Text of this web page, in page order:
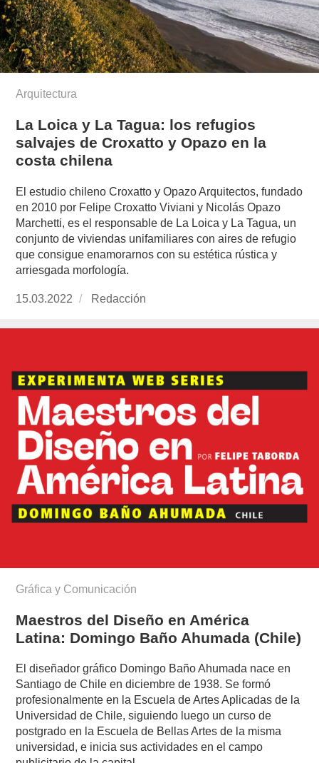
Arquitectura
La Loica y La Tagua: los refugios
salvajes de Croxatto y Opazo en la
costa chilena
El estudio chileno Croxatto y Opazo Arquitectos, fundado
en 2010 por Felipe Croxatto Viviani y Nicolás Opazo
Marchetti, es el responsable de La Loica y La Tagua, un
conjunto de viviendas unifamiliares con aires de refugio
que consigue enamorarnos con su estética rústica y
arriesgada morfología.
Publicado
15.03.2022 https://www.experimenta.es/author/redaccion/
Redacción
Gráfica y Comunicación
Maestros del Diseño en América
Latina: Domingo Baño Ahumada (Chile)
El diseñador gráfico Domingo Baño Ahumada nace en
Santiago de Chile en diciembre de 1938. Se formó
profesionalmente en la Escuela de Artes Aplicadas de la
Universidad de Chile, siguiendo luego un curso de
postgrado en la Escuela de Bellas Artes de la misma
universidad, e inicia sus actividades en el campo